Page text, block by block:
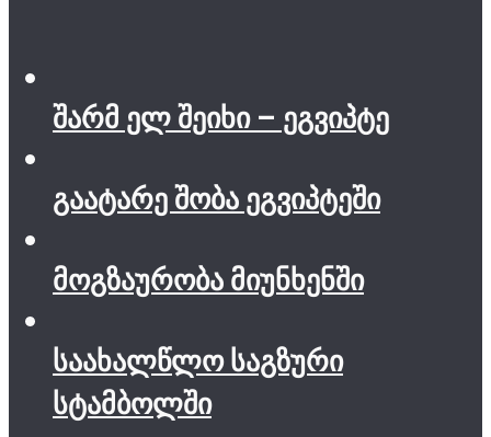
შარმ ელ შეიხი – ეგვიპტე
გაატარე შობა ეგვიპტეში
მოგზაურობა მიუნხენში
საახალწლო საგზური
სტამბოლში